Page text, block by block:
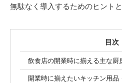
無駄なく導入するためのヒント
目次
飲食店の開業時に揃える主な厨
開業時に揃えたいキッチン用品